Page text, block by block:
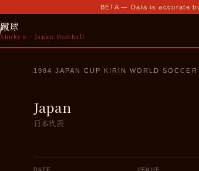
BETA — Data is accurate
蹴球
Shukyu · Japan Football
1984 JAPAN CUP KIRIN WORLD SOCCER
Japan
日本代表
DATE VENUE